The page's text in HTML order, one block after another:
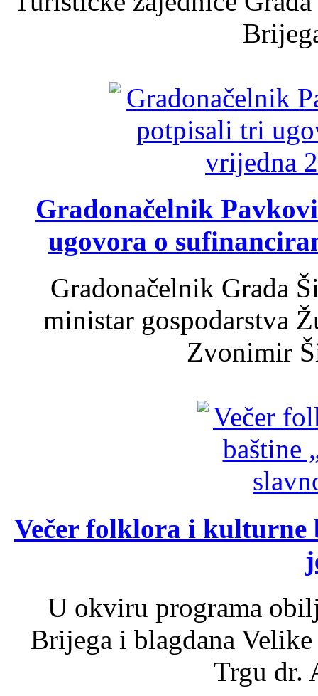
Gradonačelnik
ugovora o
Gradonačelnik Grada
ministar gospodarstva
Zvonimir
Večer folklora i kulturne
U okviru programa
Brijega i blagdana
Trgu dr.